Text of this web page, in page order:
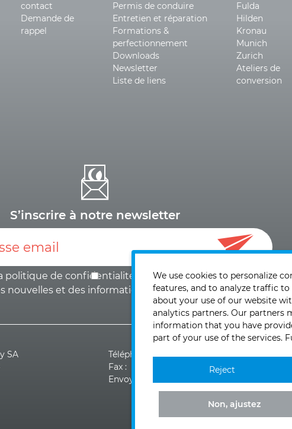
contact
Demande de
rappel
Permis de conduire
Entretien et réparation
Formations &
perfectionnement
Downloads
Newsletter
Liste de liens
Fulda
Hilden
Kronau
Munich
Zurich
Ateliers de
conversion
S’inscrire à notre newsletter
politique de confidentialité et leconsentement à
nouvelles et des informations
SA
Téléphone : +41 (0)44 928 30 10
Fax : +41 (0)44 928 30 19
Envoyer un e-mail >>
We use cookies to personalize
features, and to analyze traffic
about your use of our website
analytics partners. Our
information that you have
part of your use of the services.
Non, ajustez
Reject